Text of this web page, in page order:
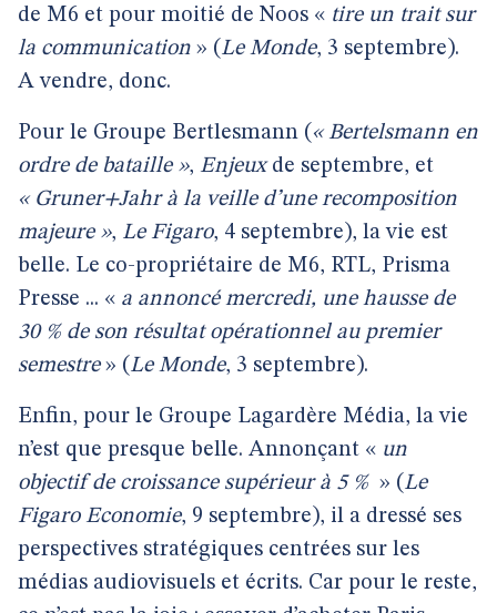
de M6 et pour moitié de Noos « tire un trait sur
la communication » (Le Monde, 3 septembre).
A vendre, donc.
Pour le Groupe Bertlesmann ( « Bertelsmann en
ordre de bataille », Enjeuxde septembre, et
« Gruner+Jahr à la veille d’une recomposition
majeure », Le Figaro, 4 septembre), la vie est
belle. Le co-propriétaire de M6, RTL, Prisma
Presse ... « a annoncé mercredi, une hausse de
30 % de son résultat opérationnel au premier
semestre» (Le Monde, 3 septembre).
Enfin, pour le Groupe Lagardère Média, la vie
n’est que presque belle. Annonçant « un
objectif de croissance supérieur à 5 % » (Le
Figaro Economie, 9 septembre), il a dressé ses
perspectives stratégiques centrées sur les
médias audiovisuels et écrits. Car pour le reste,